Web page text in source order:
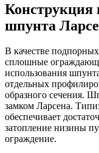
Конструкция
шпунта
В качестве
сплошные
использования
отдельных
образного сечения.
замком Ларсена.
обеспечивает
затопление низины
ограждение.